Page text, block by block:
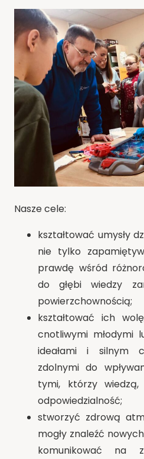
Nasze cele:
kształtować umysły
nie tylko
prawdę wśród
do głębi wiedzy
powierzchownością;
kształtować ich
cnotliwymi młodymi
ideałami i silnym
zdolnymi do
tymi, którzy
odpowiedzialność;
stworzyć zdrową
mogły znaleźć
komunikować na